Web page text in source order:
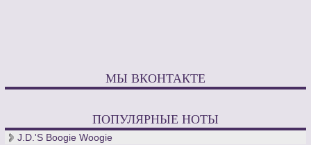
МЫ ВКОНТАКТЕ
ПОПУЛЯРНЫЕ НОТЫ
J.D.'S Boogie Woogie